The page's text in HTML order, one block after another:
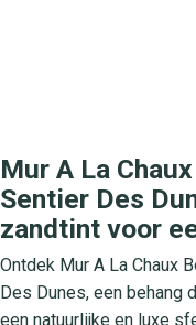
Mur A La
Sentier Des
zandtint voor
Ontdek Mur A La Chaux
Des Dunes, een
een natuurlijke en luxe